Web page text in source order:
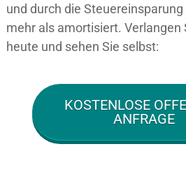
und durch die
mehr als amortisiert. Verlangen
heute und sehen Sie selbst:
KOSTENLOSE
ANFRAGE